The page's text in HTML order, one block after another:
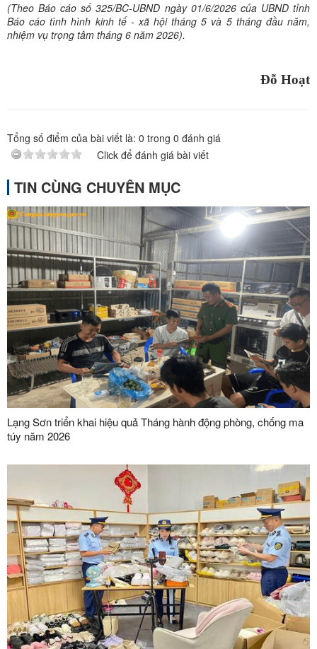
(Theo Báo cáo số 325/BC-UBND ngày 01/6/2026 của UBND tỉnh
Báo cáo tình hình kinh tế - xã hội tháng 5 và 5 tháng đầu năm,
nhiệm vụ trọng tâm tháng 6 năm 2026).
Đỗ Hoạt
Tổng số điểm của bài viết là: 0 trong 0 đánh giá
Click để đánh giá bài viết
TIN CÙNG CHUYÊN MỤC
Lạng Sơn triển khai hiệu quả Tháng hành động phòng, chống ma
túy năm 2026